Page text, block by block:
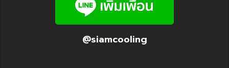
@siamcooling